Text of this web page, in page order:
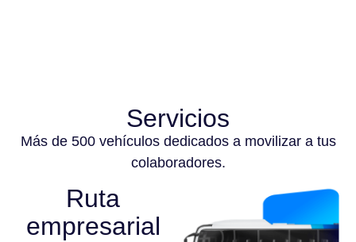
Servicios
Más de 500 vehículos dedicados a movilizar a tus
colaboradores.
Ruta
empresarial